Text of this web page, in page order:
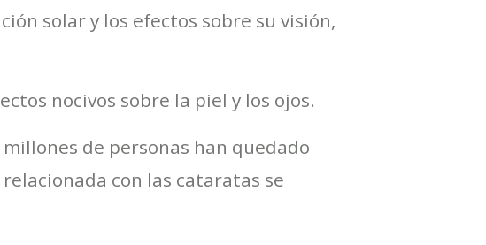
solar y los efectos sobre su visión,
nocivos sobre la piel y los ojos.
de personas han quedado
con las cataratas se